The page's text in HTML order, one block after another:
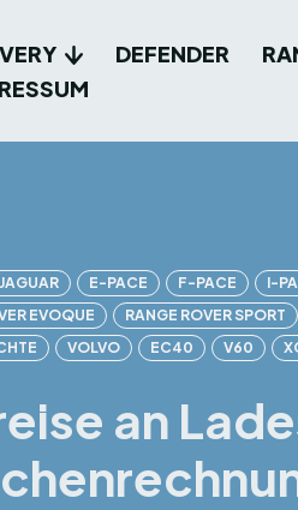
DEFENDER
JAGUAR E-PACE F-PACE I-
EVOQUE RANGE ROVER SPORT
VOLVO EC40 V60
an